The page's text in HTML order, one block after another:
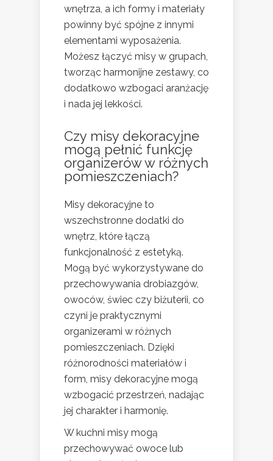
wnętrza, a ich formy i materiały
powinny być spójne z innymi
elementami wyposażenia.
Możesz łączyć misy w grupach,
tworząc harmonijne zestawy, co
dodatkowo wzbogaci aranżację
i nada jej lekkości.
Czy misy dekoracyjne
mogą pełnić funkcję
organizerów w różnych
pomieszczeniach?
Misy dekoracyjne to
wszechstronne dodatki do
wnętrz, które łączą
funkcjonalność z estetyką.
Mogą być wykorzystywane do
przechowywania drobiazgów,
owoców, świec czy biżuterii, co
czyni je praktycznymi
organizerami w różnych
pomieszczeniach. Dzięki
różnorodności materiałów i
form, misy dekoracyjne mogą
wzbogacić przestrzeń, nadając
jej charakter i harmonię.
W kuchni misy mogą
przechowywać owoce lub